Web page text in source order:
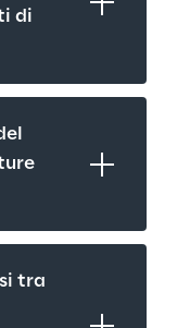
di
tra